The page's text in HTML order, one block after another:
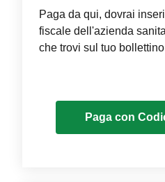
Paga da qui, dovrai
fiscale dell'azienda
che trovi sul tuo
Paga con